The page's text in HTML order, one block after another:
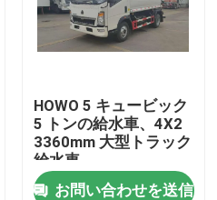
HOWO 5 キュービック
5 トンの給水車、4X2
3360mm 大型トラック
給水車
お問い合わせを送信